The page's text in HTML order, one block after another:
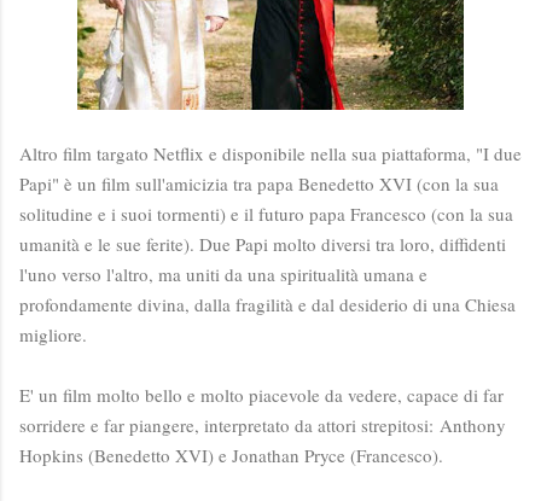
Altro film targato Netflix e disponibile nella sua piattaforma, "I due
Papi" è un film sull'amicizia tra papa Benedetto XVI (con la sua
solitudine e i suoi tormenti) e il futuro papa Francesco (con la sua
umanità e le sue ferite). Due Papi molto diversi tra loro, diffidenti
l'uno verso l'altro, ma uniti da una spiritualità umana e
profondamente divina, dalla fragilità e dal desiderio di una Chiesa
migliore.
E' un film molto bello e molto piacevole da vedere, capace di far
sorridere e far piangere, interpretato da attori strepitosi: Anthony
Hopkins (Benedetto XVI) e Jonathan Pryce (Francesco).